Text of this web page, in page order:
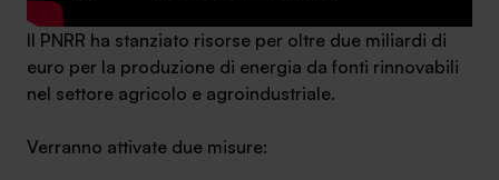
+030.3540104
Il PNRR ha stanziato risorse per oltre due miliardi di
euro per la produzione di energia da fonti rinnovabili
nel settore agricolo e agroindustriale.
Verranno attivate due misure: